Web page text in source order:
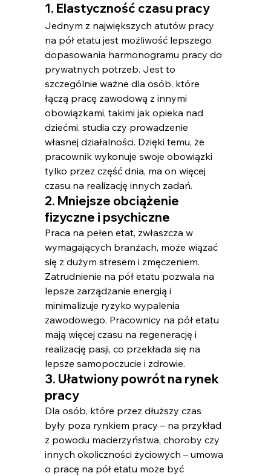
1. Elastyczność czasu pracy
Jednym z największych atutów pracy
na pół etatu jest możliwość lepszego
dopasowania harmonogramu pracy do
prywatnych potrzeb. Jest to
szczególnie ważne dla osób, które
łączą pracę zawodową z innymi
obowiązkami, takimi jak opieka nad
dziećmi, studia czy prowadzenie
własnej działalności. Dzięki temu, że
pracownik wykonuje swoje obowiązki
tylko przez część dnia, ma on więcej
czasu na realizację innych zadań.
2. Mniejsze obciążenie
fizyczne i psychiczne
Praca na pełen etat, zwłaszcza w
wymagających branżach, może wiązać
się z dużym stresem i zmęczeniem.
Zatrudnienie na pół etatu pozwala na
lepsze zarządzanie energią i
minimalizuje ryzyko wypalenia
zawodowego. Pracownicy na pół etatu
mają więcej czasu na regenerację i
realizację pasji, co przekłada się na
lepsze samopoczucie i zdrowie.
3. Ułatwiony powrót na rynek
pracy
Dla osób, które przez dłuższy czas
były poza rynkiem pracy – na przykład
z powodu macierzyństwa, choroby czy
innych okoliczności życiowych – umowa
o pracę na pół etatu może być